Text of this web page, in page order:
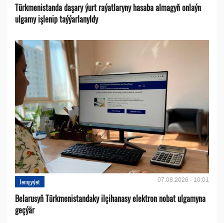
Türkmenistanda daşary ýurt raýatlaryny hasaba almagyň onlaýn
ulgamy işlenip taýýarlanyldy
Jemgyýet 07.08.2026 - 10:01
Belarusyň Türkmenistandaky ilçihanasy elektron nobat ulgamyna
geçýär